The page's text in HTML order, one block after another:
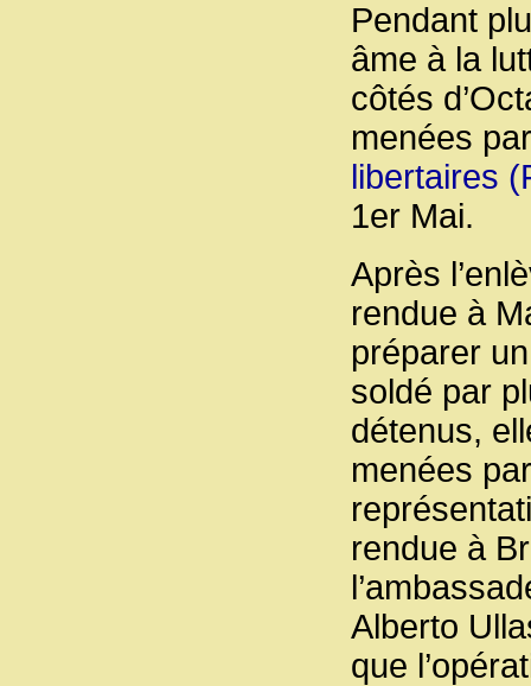
Pendant
âme à la
côtés
menées
libertaires
1er Mai.
Après
rendue à
préparer
soldé par
détenus,
menées
rendue à
Alberto
que